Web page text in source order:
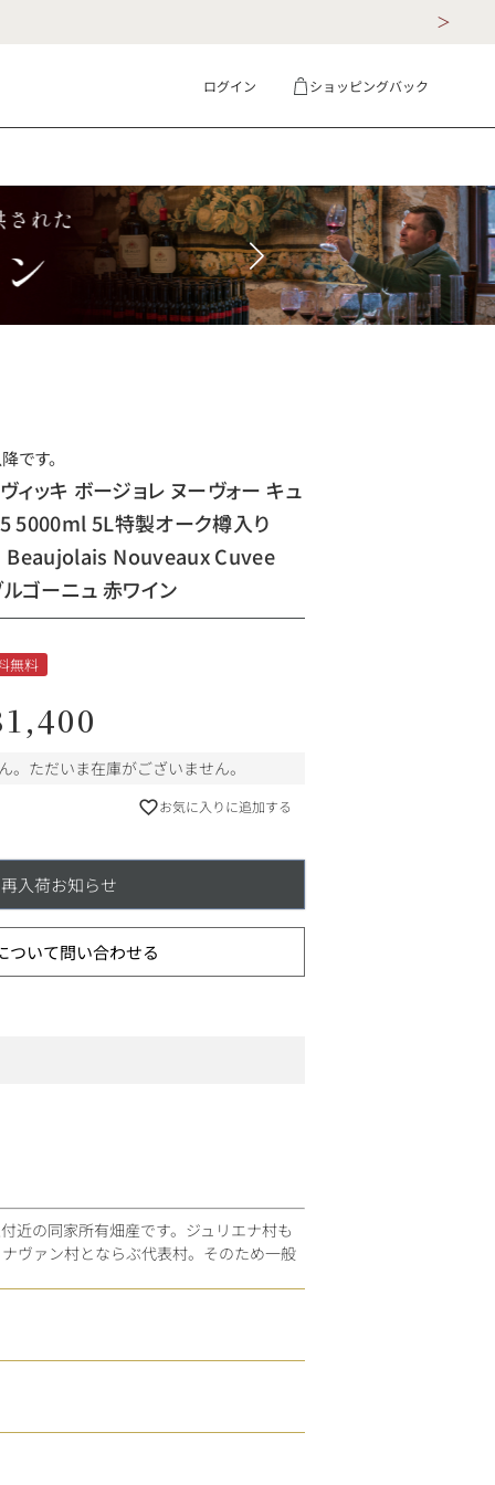
ログイン ショッピングバック
フト
です。
ィッキ ボージョレ ヌーヴォー キュ
5000ml 5L特製オーク樽入り
Nouveaux Cuvee
ゴーニュ 赤ワイン
無料
。ただいま在庫がございません。
お気に入りに追加する
再入荷お知らせ
ついて問い合わせる
近の同家所有畑産です。ジュリエナ村も
ヴァン村とならぶ代表村。そのため一般